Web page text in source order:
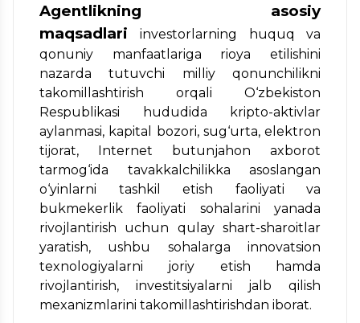
Agentlikning asosiy
maqsadlariinvestorlarning huquq va
qonuniy manfaatlariga rioya etilishini
nazarda tutuvchi milliy qonunchilikni
takomillashtirish orqali O‘zbekiston
Respublikasi hududida kripto-aktivlar
aylanmasi, kapital bozori, sug‘urta, elektron
tijorat, Internet butunjahon axborot
tarmog‘ida tavakkalchilikka asoslangan
o‘yinlarni tashkil etish faoliyati va
bukmekerlik faoliyati sohalarini yanada
rivojlantirish uchun qulay shart-sharoitlar
yaratish, ushbu sohalarga innovatsion
texnologiyalarni joriy etish hamda
rivojlantirish, investitsiyalarni jalb qilish
mexanizmlarini takomillashtirishdan iborat.